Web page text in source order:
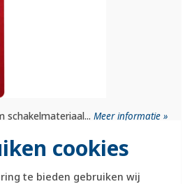
cookies
te bieden gebruiken wij
schakelmateriaal...Meer informatie »